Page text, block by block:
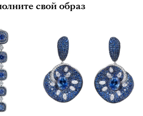
свой образ